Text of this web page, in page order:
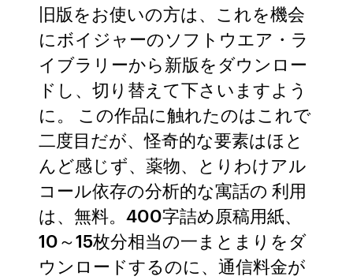
旧版をお使いの方は、これを機会
にボイジャーのソフトウエア・ラ
イブラリーから新版をダウンロー
ドし、切り替えて下さいますよう
に。 この作品に触れたのはこれで
二度目だが、怪奇的な要素はほと
んど感じず、薬物、とりわけアル
コール依存の分析的な寓話の 利用
は、無料。400字詰め原稿用紙、
10～15枚分相当の一まとまりをダ
ウンロードするのに、通信料金が